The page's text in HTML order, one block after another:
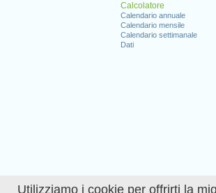
Utilizziamo i cookie per offrirti la
Calcolatore
Calendario annuale
Calendario mensile
Calendario settimanale
Dati